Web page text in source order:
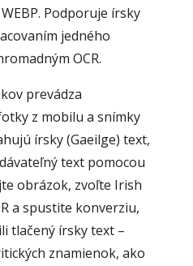
WEBP. Podporuje írsky
jedného
OCR.
prevádza
z mobilu a snímky
írsky (Gaeilge) text,
text pomocou
obrázok, zvoľte Irish
a spustite konverziu,
tlačený írsky text –
znamienok, ako